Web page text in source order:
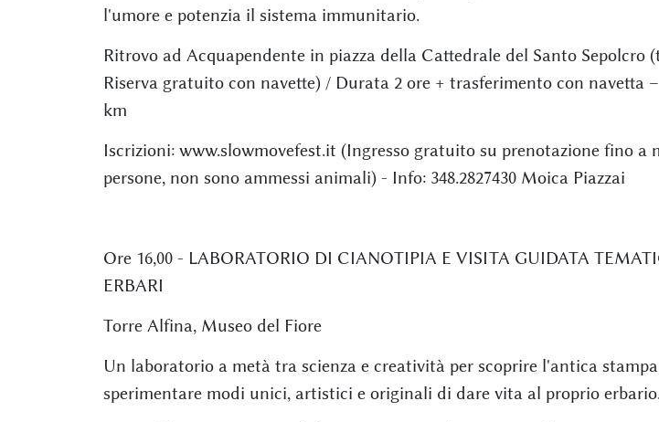
l'umore e potenzia il sistema immunitario.
Ritrovo ad Acquapendente in piazza della Cattedrale del Santo Sepolcro
Riserva gratuito con navette) / Durata 2 ore + trasferimento con navetta
km
Iscrizioni: www.slowmovefest.it (Ingresso gratuito su prenotazione fino a
persone, non sono ammessi animali) - Info: 348.2827430 Moica Piazzai
Ore 16,00 - LABORATORIO DI CIANOTIPIA E VISITA GUIDATA
ERBARI
Torre Alfina, Museo del Fiore
Un laboratorio a metà tra scienza e creatività per scoprire l'antica
sperimentare modi unici, artistici e originali di dare vita al proprio